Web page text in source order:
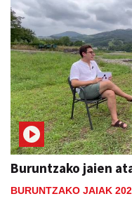
Buruntzako jaien
BURUNTZAKO JAIAK